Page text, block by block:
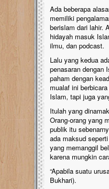
Ada beberapa
memiliki
berislam dari lahir.
hidayah masuk
ilmu, dan podcast.
Lalu yang kedua
penasaran dengan
paham dengan
mualaf ini
Islam, tapi juga
Itulah yang
Orang-orang yang
publik itu
ada maksud
yang memanggil
karena mungkin
“Apabila suatu
Bukhari).